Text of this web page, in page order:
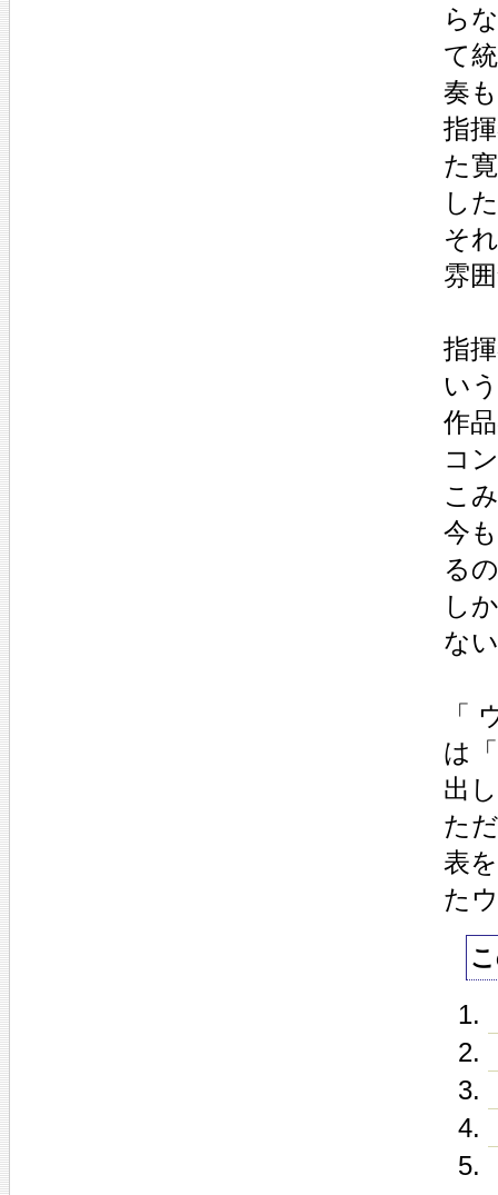
ら
て
奏
指
た
し
そ
雰
指
い
作
コ
こ
今
る
し
な
「
は
出
た
表
た